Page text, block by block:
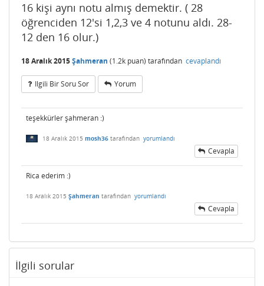
16 kişi aynı notu almış demektir. ( 28
öğrenciden 12'si 1,2,3 ve 4 notunu aldı. 28-
12 den 16 olur.)
18 Aralık 2015Şahmeran (1.2k puan) tarafından cevaplandı
Ilgili Bir Soru Sor Yorum
teşekkürler şahmeran :)
18 Aralık 2015 mosh36 tarafından yorumlandı
Cevapla
Rica ederim :)
18 Aralık 2015 Şahmeran tarafından yorumlandı
Cevapla
İlgili sorular